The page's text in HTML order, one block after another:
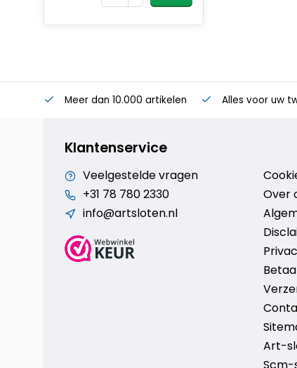
Meer dan 10.000 artikelen Alles voor uw
Klantenservice
Veelgestelde vragen
+31 78 780 2330
info@artsloten.nl
Over
Art-